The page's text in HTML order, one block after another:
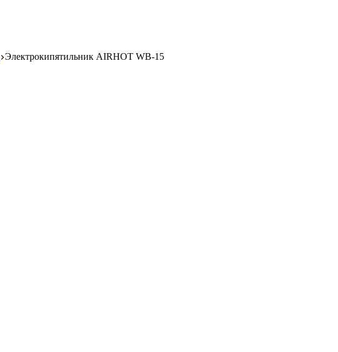
Электрокипятильник AIRHOT WB-15